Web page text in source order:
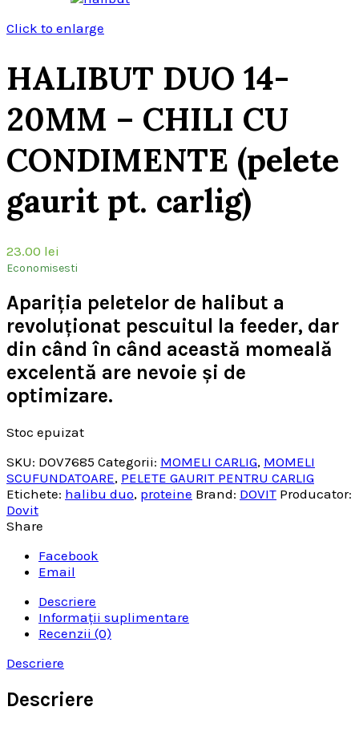
Click to enlarge
HALIBUT DUO 14-
20MM – CHILI CU
CONDIMENTE (pelete
gaurit pt. carlig)
23.00 lei
Economisesti
Apariția peletelor de halibut a
revoluționat pescuitul la feeder, dar
din când în când această momeală
excelentă are nevoie și de
optimizare.
Stoc epuizat
SKU: DOV7685 Categorii: MOMELI CARLIG, MOMELI
SCUFUNDATOARE, PELETE GAURIT PENTRU CARLIG
Etichete: halibu duo, proteine Brand: DOVIT Producator:
Dovit
Share
Facebook
Email
Descriere
Informații suplimentare
Recenzii (0)
Descriere
Descriere